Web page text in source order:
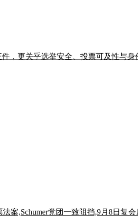
，更关乎选举安全、投票可及性与身
案,Schumer党团一致阻挡,9月8日复